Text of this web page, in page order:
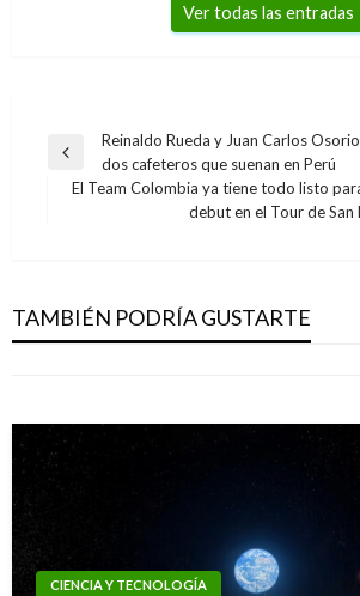
Ver todas las entradas
Navegación
de
Entrada
anterior
Reinaldo Rueda y Juan Carlos
dos cafeteros que suenan en Perú
El Team Colombia ya tiene todo listo
debut en el Tour de San
TAMBIÉN PODRÍA GUSTARTE
gobiernos censuren mensajes
Iván Briceño viernes enero 27, 2012
comprar un iPhone
CIENCIA Y TECNOLOGÍA